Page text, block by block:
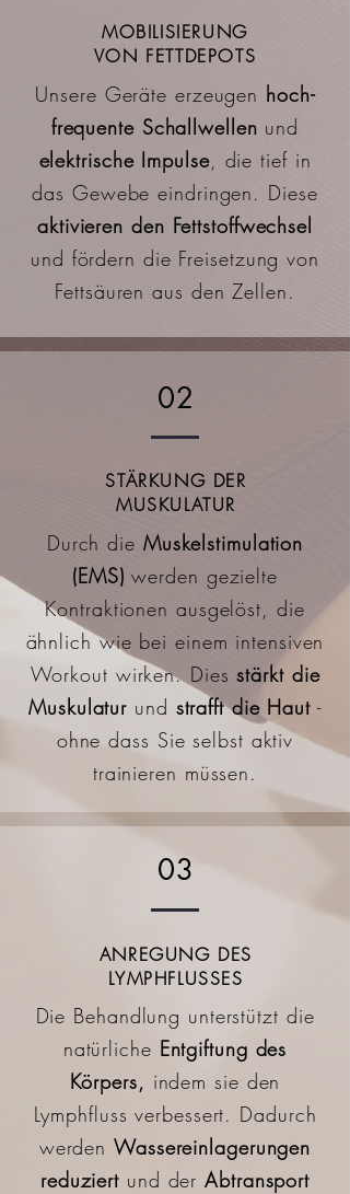
MOBILISIERUNG
VON FETTDEPOTS
Unsere Geräte erzeugen hoch-
frequente Schallwellen und
elektrische Impulse, die tief in
das Gewebe eindringen. Diese
aktivieren den Fettstoffwechsel
und fördern die Freisetzung von
Fettsäuren aus den Zellen.
02
STÄRKUNG DER
MUSKULATUR
Durch die Muskelstimulation
(EMS) werden gezielte
Kontraktionen ausgelöst, die
ähnlich wie bei einem intensiven
Workout wirken. Diesstärkt die
Muskulatur und strafft die Haut -
ohne dass Sie selbst aktiv
trainieren müssen.
03
ANREGUNG DES
LYMPHFLUSSES
Die Behandlung unterstützt die
natürliche Entgiftung des
Körpers, indem sie den
Lymphfluss verbessert. Dadurch
werdenWassereinlagerungen
reduziert und derAbtransport